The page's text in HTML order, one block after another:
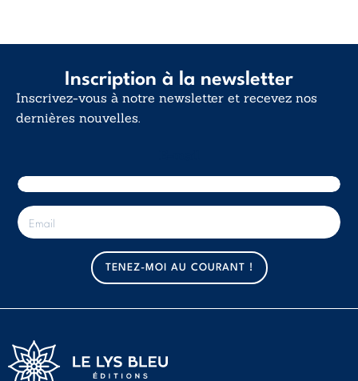
Inscription à la newsletter
Inscrivez-vous à notre newsletter et recevez nos
dernières nouvelles.
E
-
m
TENEZ-MOI AU COURANT !